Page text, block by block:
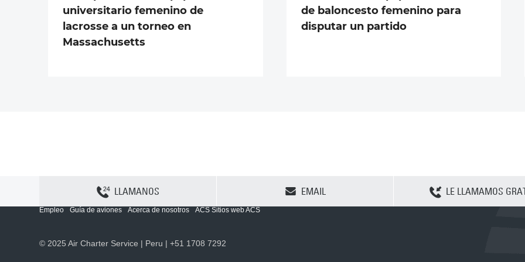
universitario femenino de
lacrosse a un torneo en
Massachusetts
de baloncesto femenino para
disputar un partido
LLAMANOS EMAIL LE LLAMAMOS
Sitemap Política y privacidad
Empleo
Guía de aviones Acerca de nosotros ACS Sitios web ACS
© 2025 Air Charter Service | Peru | +51 1708 7292